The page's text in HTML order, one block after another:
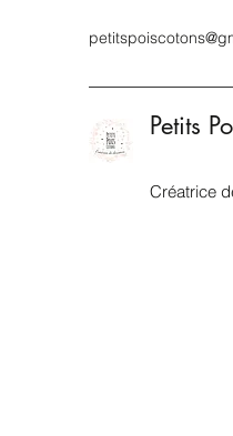
Petits
Créatrice